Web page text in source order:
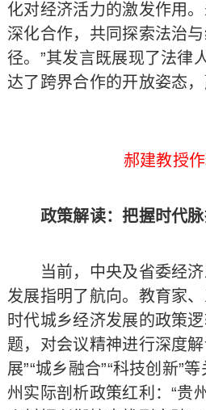
化对经济活力的激发作用
深化合作，共同探索法治
径。”其发言既展现了法律
达了跨界合作的开放姿态，
郝建教授
政策解读：把握时代
当前，中央及省委经济
发展指明了航向。教育家
时代城乡经济发展的政策
题，对会议精神进行深度
展”“城乡融合”“科技创新”
州实际剖析政策红利：“贵